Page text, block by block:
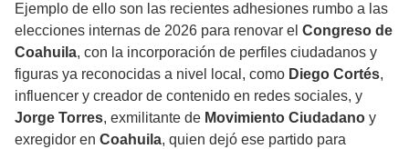
Ejemplo de ello son las recientes adhesiones rumbo a las
elecciones internas de 2026 para renovar el Congreso de
Coahuila, con la incorporación de perfiles ciudadanos y
figuras ya reconocidas a nivel local, como Diego Cortés,
influencer y creador de contenido en redes sociales, y
Jorge Torres, exmilitante de Movimiento Ciudadano y
exregidor en Coahuila, quien dejó ese partido para